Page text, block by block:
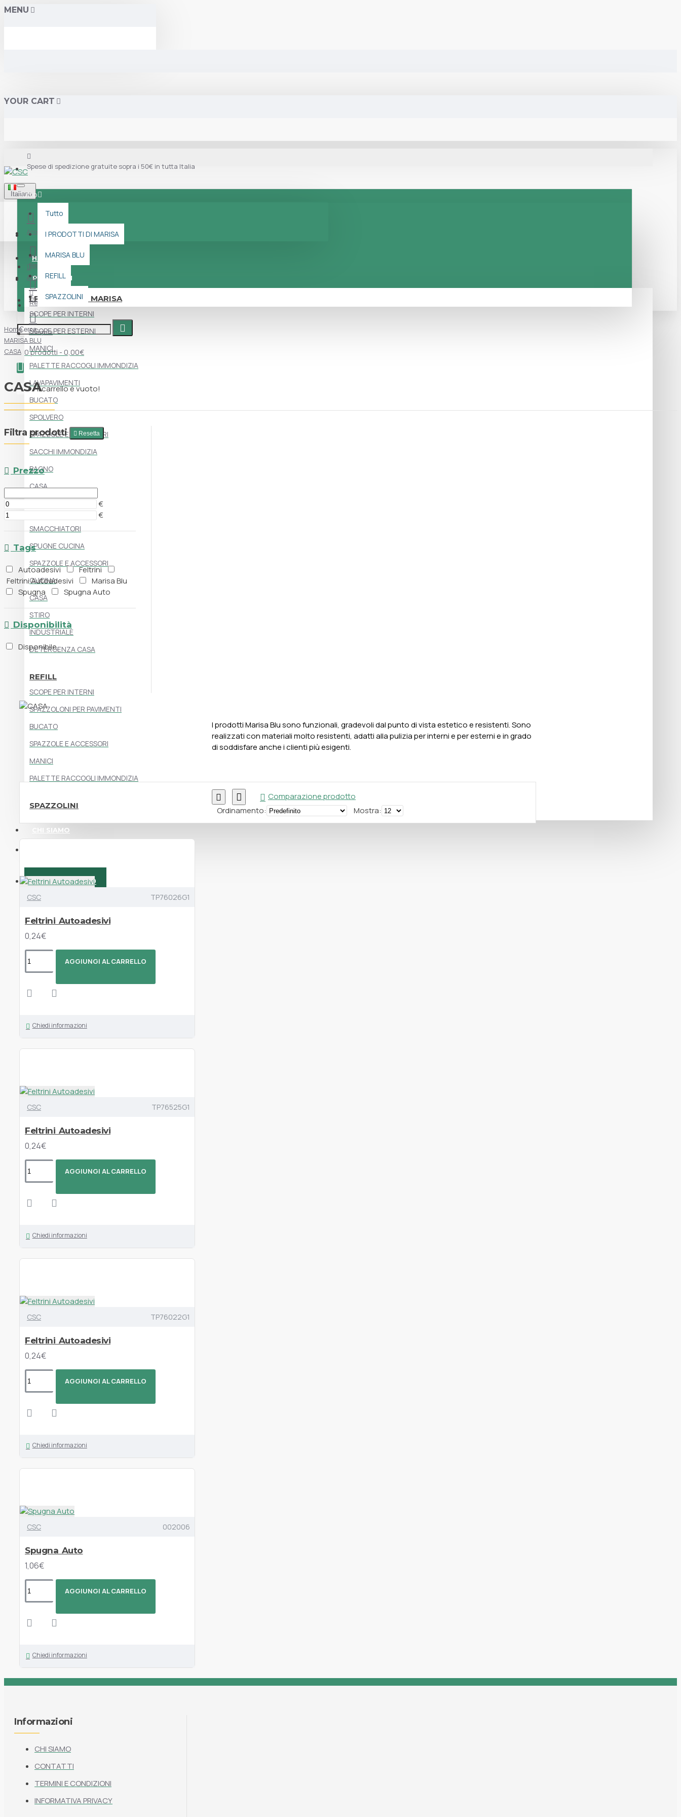
MENU
YOUR CART
Spese di spedizione gratuite sopra i 50€ in tutta Italia
Italiano
Tutto
Tutto
I PRODOTTI DI MARISA
MARISA BLU
REFILL
SPAZZOLINI
Accedi
Registrati
Preferiti
Compara
0 prodotti - 0,00€
Il carrello è vuoto!
Menu
HOME
PRODOTTI
I PRODOTTI DI MARISA
SCOPE PER INTERNI
SCOPE PER ESTERNI
MANICI
PALETTE RACCOGLI IMMONDIZIA
LAVAPAVIMENTI
BUCATO
SPOLVERO
SPAZZOLE E ACCESSORI
SACCHI IMMONDIZIA
BAGNO
CASA
MARISA BLU
SMACCHIATORI
SPUGNE CUCINA
SPAZZOLE E ACCESSORI
CUCINA
CASA
STIRO
INDUSTRIALE
DETERGENZA CASA
REFILL
SCOPE PER INTERNI
SPAZZOLONI PER PAVIMENTI
BUCATO
SPAZZOLE E ACCESSORI
MANICI
PALETTE RACCOGLI IMMONDIZIA
SPAZZOLINI
CHI SIAMO
059 7473800
Accedi
Registrati
Home
MARISA BLU
CASA
CASA
Filtra prodotti Resetta
Prezzo
€
€
Tags
Autoadesivi
Feltrini
Feltrini Autoadesivi
Marisa Blu
Spugna
Spugna Auto
Disponibilità
Disponibile
I prodotti Marisa Blu sono funzionali, gradevoli dal punto di vista estetico e resistenti. Sono
realizzati con materiali molto resistenti, adatti alla pulizia per interni e per esterni e in grado
di soddisfare anche i clienti più esigenti.
Comparazione prodotto
Ordinamento:
Mostra:
CSC TP76026G1
Feltrini Autoadesivi
0,24€
AGGIUNGI AL CARRELLO
Chiedi informazioni
CSC TP76525G1
Feltrini Autoadesivi
0,24€
AGGIUNGI AL CARRELLO
Chiedi informazioni
CSC TP76022G1
Feltrini Autoadesivi
0,24€
AGGIUNGI AL CARRELLO
Chiedi informazioni
CSC 002006
Spugna Auto
1,06€
AGGIUNGI AL CARRELLO
Chiedi informazioni
Informazioni
CHI SIAMO
CONTATTI
TERMINI E CONDIZIONI
INFORMATIVA PRIVACY